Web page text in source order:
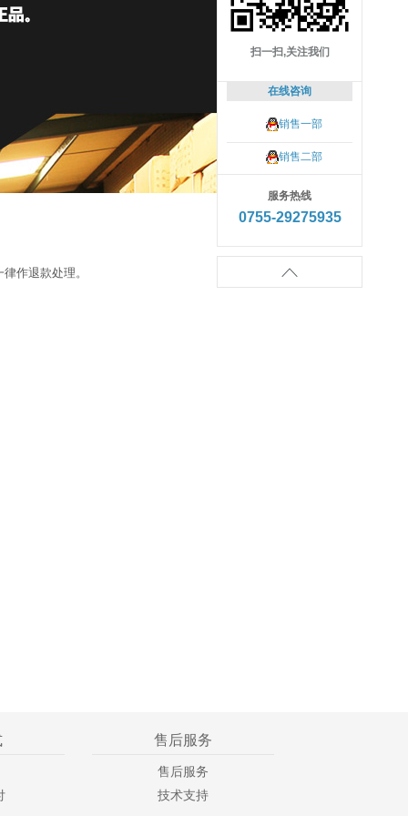
扫一扫,关注我们
在线咨询
销售一部
销售二部
服务热线
0755-29275935

作退款处理。
售后服务
售后服务
技术支持